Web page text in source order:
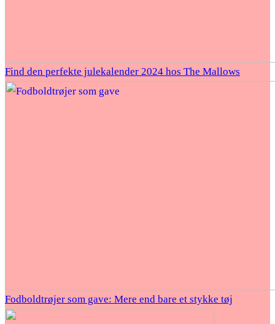
Find den perfekte julekalender 2024 hos The Mallows
Fodboldtrøjer som gave: Mere end bare et stykke tøj